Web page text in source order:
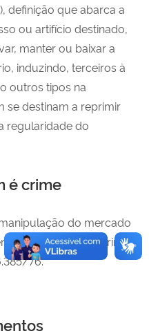
definição que abarca a
ou artifício destinado,
manter ou baixar a
induzindo, terceiros à
outros tipos na
se destinam a reprimir
regularidade do
é crime
do mercado
penal, conforme crime
76.